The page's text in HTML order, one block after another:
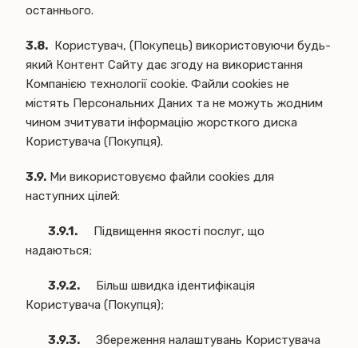
останнього.
3.8. Користувач, (Покупець) використовуючи будь-
який Контент Сайту дає згоду на використання
Компанією технології cookie. Файли cookies не
містять Персональних Даних та не можуть жодним
чином зчитувати інформацію жорсткого диска
Користувача (Покупця).
3.9. Ми використовуємо файли cookies для
наступних цілей:
3.9.1. Підвищення якості послуг, що
надаються;
3.9.2. Більш швидка ідентифікація
Користувача (Покупця);
3.9.3. Збереження налаштувань Користувача